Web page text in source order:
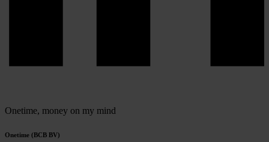
Onetime, money on my mind
Onetime (BCB BV)